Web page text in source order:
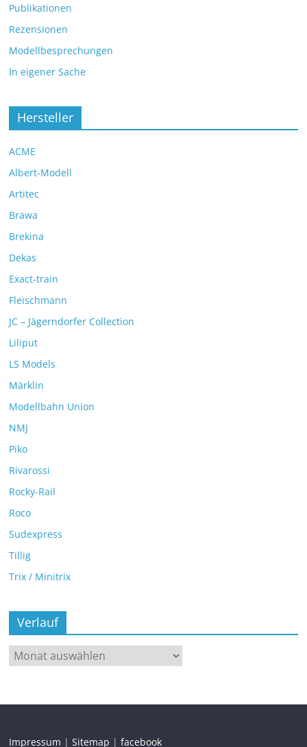
Publikationen
Rezensionen
Modellbesprechungen
In eigener Sache
Hersteller
ACME
Albert-Modell
Artitec
Brawa
Brekina
Dekas
Exact-train
Fleischmann
JC – Jägerndorfer Collection
Liliput
LS Models
Märklin
Modellbahn Union
NMJ
Piko
Rivarossi
Rocky-Rail
Roco
Sudexpress
Tillig
Trix / Minitrix
Verlauf
Impressum |Sitemap |facebook